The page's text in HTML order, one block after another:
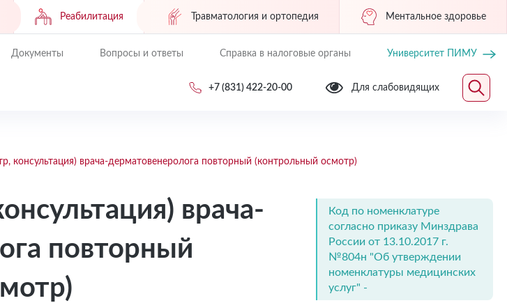
Реабилитация Травматология и ортопедия Ментальное здоровье
Документы Вопросы и ответы Справка в налоговые органы Университет ПИМУ
+7 (831) 422-20-00 Для слабовидящих
консультация) врача-дерматовенеролога повторный (контрольный осмотр)
врача-
повторный
Код по номенклатуре
согласно приказу Минздрава
России от 13.10.2017 г.
№804н "Об утверждении
номенклатуры медицинских
услуг" -